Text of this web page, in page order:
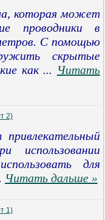
которая может
проводники в
С помощью
скрытые
как ... Читать
2)
использовании
для
Читать дальше »
1)